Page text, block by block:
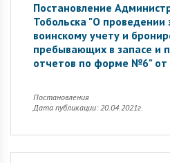
Постановление
Тобольска "О проведении
воинскому учету и
пребывающих в запасе и
отчетов по форме №6"
Постановления
Дата публикации: 20.04.2021г.